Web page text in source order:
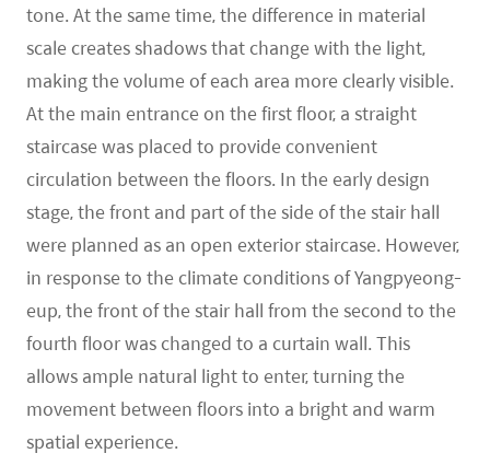
tone. At the same time, the difference in material
scale creates shadows that change with the light,
making the volume of each area more clearly visible.
At the main entrance on the first floor, a straight
staircase was placed to provide convenient
circulation between the floors. In the early design
stage, the front and part of the side of the stair hall
were planned as an open exterior staircase. However,
in response to the climate conditions of Yangpyeong-
eup, the front of the stair hall from the second to the
fourth floor was changed to a curtain wall. This
allows ample natural light to enter, turning the
movement between floors into a bright and warm
spatial experience.